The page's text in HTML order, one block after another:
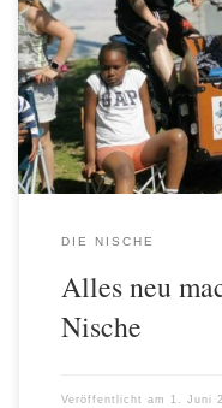
inzwischen wächst es im
Skater konnten ihre
ging es dann auf einen
Froschnachwuchs und
DIE NISCHE
Alles neu
Nische
Veröffentlicht am 1. Juni